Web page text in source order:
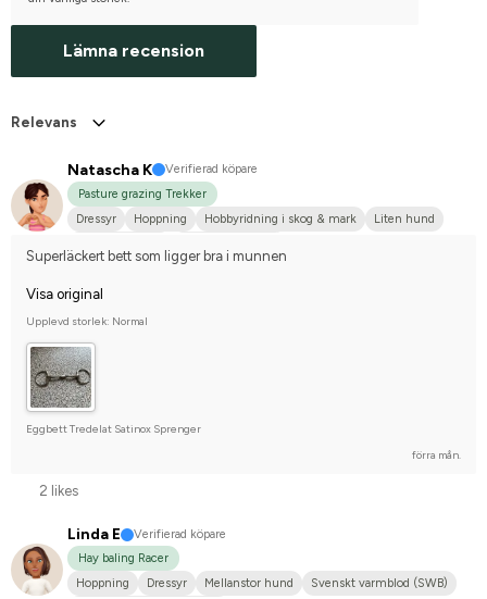
Lämna recension
Relevans
Natascha K
Verifierad köpare
Pasture grazing Trekker
Dressyr
Hoppning Hobbyridning i skog & mark
Liten hund
Superläckert bett som ligger bra i munnen
Visa original
Upplevd storlek: Normal
Eggbett Tredelat Satinox Sprenger
förra mån.
2 likes
Linda E
Verifierad köpare
Hay baling Racer
Hoppning
Dressyr Mellanstor hund Svenskt varmblod (SWB)